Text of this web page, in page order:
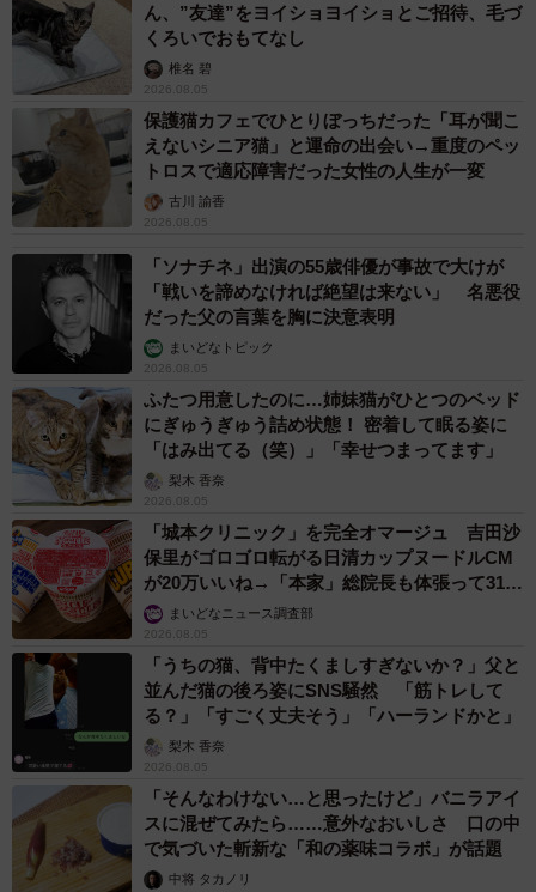
ん、”友達”をヨイショヨイショとご招待、毛づ
くろいでおもてなし
椎名 碧
2026.08.05
保護猫カフェでひとりぼっちだった「耳が聞こ
えないシニア猫」と運命の出会い→重度のペッ
トロスで適応障害だった女性の人生が一変
古川 諭香
2026.08.05
「ソナチネ」出演の55歳俳優が事故で大けが
「戦いを諦めなければ絶望は来ない」 名悪役
だった父の言葉を胸に決意表明
まいどなトピック
2026.08.05
ふたつ用意したのに…姉妹猫がひとつのベッド
にぎゅうぎゅう詰め状態！ 密着して眠る姿に
「はみ出てる（笑）」「幸せつまってます」
梨木 香奈
2026.08.05
「城本クリニック」を完全オマージュ 吉田沙
保里がゴロゴロ転がる日清カップヌードルCM
が20万いいね→「本家」総院長も体張って31万
いいねまいどなニュース調査部
2026.08.05
「うちの猫、背中たくましすぎないか？」父と
並んだ猫の後ろ姿にSNS騒然 「筋トレして
る？」「すごく丈夫そう」「ハーランドかと」
梨木 香奈
2026.08.05
「そんなわけない…と思ったけど」バニラアイ
スに混ぜてみたら……意外なおいしさ 口の中
で気づいた斬新な「和の薬味コラボ」が話題
中将 タカノリ